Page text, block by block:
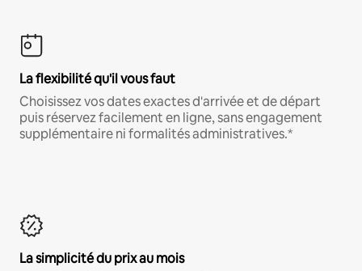
La flexibilité qu'il vous faut
Choisissez vos dates exactes d'arrivée et de départ
puis réservez facilement en ligne, sans engagement
supplémentaire ni formalités administratives.*
La simplicité du prix au mois